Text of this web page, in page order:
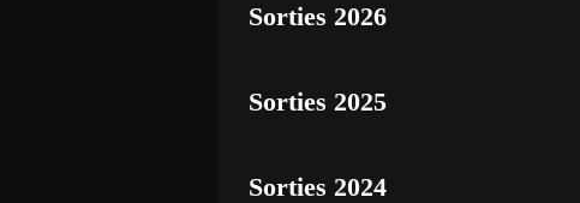
Sorties 2026
Sorties 2025
Sorties 2024